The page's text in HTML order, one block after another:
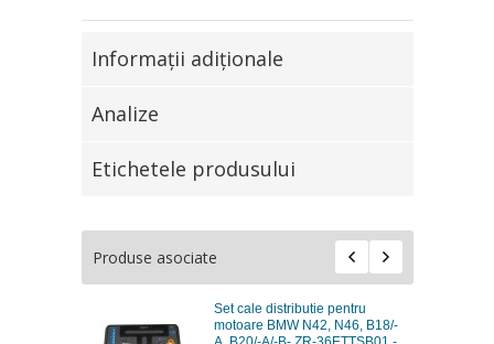
Informaţii adiţionale
Analize
Etichetele produsului
Produse asociate
Set cale distributie pentru
motoare BMW N42, N46, B18/-